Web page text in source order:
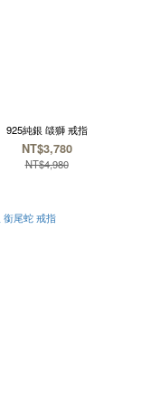
925純銀 燄獅 戒指
NT$3,780
NT$4,980